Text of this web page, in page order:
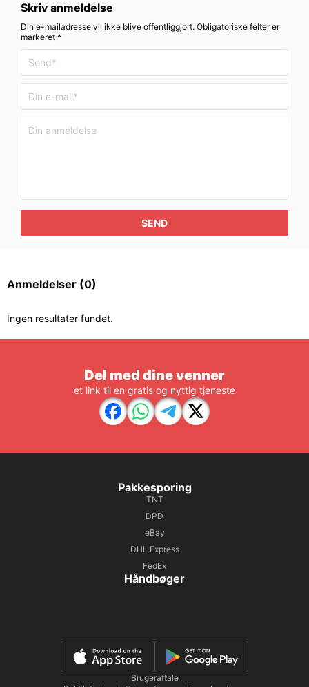
Skriv anmeldelse
Din e-mailadresse vil ikke blive offentliggjort. Obligatoriske felter er
markeret *
SEND
Anmeldelser (0)
Ingen resultater fundet.
Del med dine venner
et link til en gratis og nyttig tjeneste
Pakkesporing
TNT
DPD
eBay
DHL Express
FedEx
Håndbøger
Brugeraftale